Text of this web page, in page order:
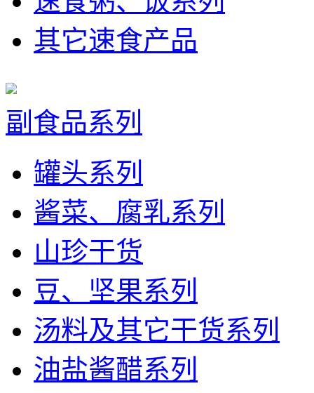
其它速食产品
副食品系列
罐头系列
酱菜、腐乳系列
山珍干货
豆、坚果系列
汤料及其它干货系列
油盐酱醋系列